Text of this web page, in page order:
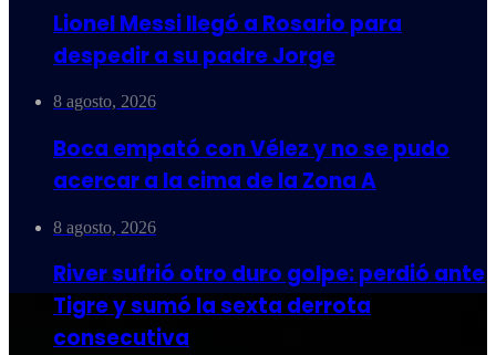
Lionel Messi llegó a Rosario para
despedir a su padre Jorge
8 agosto, 2026
Boca empató con Vélez y no se pudo
acercar a la cima de la Zona A
8 agosto, 2026
River sufrió otro duro golpe: perdió ante
Tigre y sumó la sexta derrota
consecutiva